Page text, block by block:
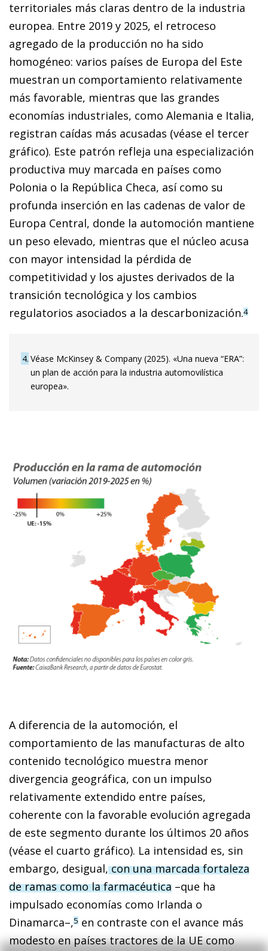
territoriales más claras dentro de la industria
europea. Entre 2019 y 2025, el retroceso
agregado de la producción no ha sido
homogéneo: varios países de Europa del Este
muestran un comportamiento relativamente
más favorable, mientras que las grandes
economías industriales, como Alemania e Italia,
registran caídas más acusadas (véase el tercer
gráfico). Este patrón refleja una especialización
productiva muy marcada en países como
Polonia o la República Checa, así como su
profunda inserción en las cadenas de valor de
Europa Central, donde la automoción mantiene
un peso elevado, mientras que el núcleo acusa
con mayor intensidad la pérdida de
competitividad y los ajustes derivados de la
transición tecnológica y los cambios
regulatorios asociados a la descarbonización.4
4 Véase McKinsey & Company (2025). «Una nueva “ERA”:
un plan de acción para la industria automovilística
europea».
A diferencia de la automoción, el
comportamiento de las manufacturas de alto
contenido tecnológico muestra menor
divergencia geográfica, con un impulso
relativamente extendido entre países,
coherente con la favorable evolución agregada
de este segmento durante los últimos 20 años
(véase el cuarto gráfico). La intensidad es, sin
embargo, desigual,con una marcada fortaleza
de ramas como la farmacéutica –que ha
impulsado economías como Irlanda o
Dinamarca–,5 en contraste con el avance más
modesto en países tractores de la UE como